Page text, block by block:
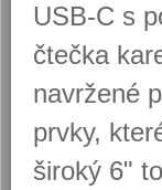
USB-C s
čteč­ka
na­vr­že­né
prvky,
ši­ro­ký 6"